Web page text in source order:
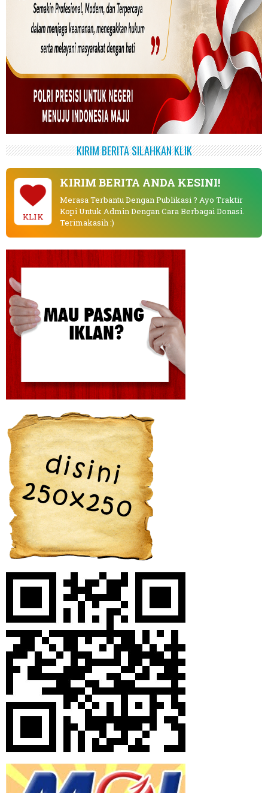
KIRIM BERITA SILAHKAN KLIK
KLIK
KIRIM BERITA ANDA KESINI!
Merasa Terbantu Dengan Publikasi ? Ayo Traktir
Kopi Untuk Admin Dengan Cara Berbagai Donasi.
Terimakasih :)